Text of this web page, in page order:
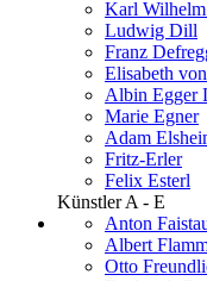
Karl
Ludwig Dill
Franz
Elisabeth
Albin Egger
Marie Egner
Adam
Fritz-Erler
Felix Esterl
Künstler A - E
Anton
Albert
Otto